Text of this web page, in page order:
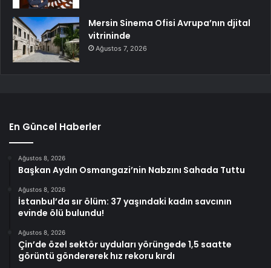
Mersin Sinema Ofisi Avrupa’nın djital
vitrininde
Ağustos 7, 2026
En Güncel Haberler
Ağustos 8, 2026
Başkan Aydın Osmangazi’nin Nabzını Sahada Tuttu
Ağustos 8, 2026
İstanbul’da sır ölüm: 37 yaşındaki kadın savcının
evinde ölü bulundu!
Ağustos 8, 2026
Çin’de özel sektör uyduları yörüngede 1,5 saatte
görüntü göndererek hız rekoru kırdı